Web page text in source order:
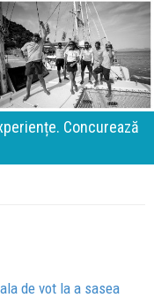
Concurează
de vot la a sasea